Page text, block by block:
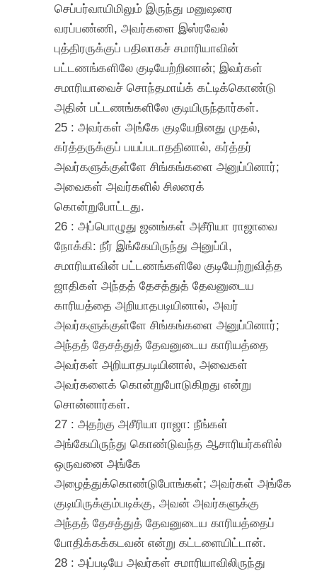
செப்பர்வாயிமிலும் இருந்து மனுஷரை
வரப்பண்ணி, அவர்களை இஸ்ரவேல்
புத்திரருக்குப் பதிலாகச் சமாரியாவின்
பட்டணங்களிலே குடியேற்றினான்; இவர்கள்
சமாரியாவைச் சொந்தமாய்க் கட்டிக்கொண்டு
அதின் பட்டணங்களிலே குடியிருந்தார்கள்.
25 : அவர்கள் அங்கே குடியேறினது முதல்,
கர்த்தருக்குப் பயப்படாததினால், கர்த்தர்
அவர்களுக்குள்ளே சிங்கங்களை அனுப்பினார்;
அவைகள் அவர்களில் சிலரைக்
கொன்றுபோட்டது.
26 : அப்பொழுது ஜனங்கள் அசீரியா ராஜாவை
நோக்கி: நீர் இங்கேயிருந்து அனுப்பி,
சமாரியாவின் பட்டணங்களிலே குடியேற்றுவித்த
ஜாதிகள் அந்தத் தேசத்துத் தேவனுடைய
காரியத்தை அறியாதபடியினால், அவர்
அவர்களுக்குள்ளே சிங்கங்களை அனுப்பினார்;
அந்தத் தேசத்துத் தேவனுடைய காரியத்தை
அவர்கள் அறியாதபடியினால், அவைகள்
அவர்களைக் கொன்றுபோடுகிறது என்று
சொன்னார்கள்.
27 : அதற்கு அசீரியா ராஜா: நீங்கள்
அங்கேயிருந்து கொண்டுவந்த ஆசாரியர்களில்
ஒருவனை அங்கே
அழைத்துக்கொண்டுபோங்கள்; அவர்கள் அங்கே
குடியிருக்கும்படிக்கு, அவன் அவர்களுக்கு
அந்தத் தேசத்துத் தேவனுடைய காரியத்தைப்
போதிக்கக்கடவன் என்று கட்டளையிட்டான்.
28 : அப்படியே அவர்கள் சமாரியாவிலிருந்து